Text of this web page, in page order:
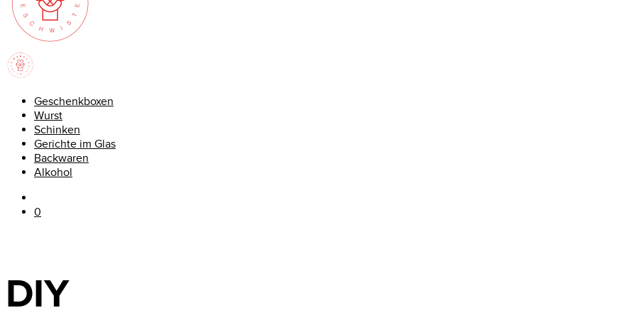
Geschenkboxen
Wurst
Schinken
Gerichte im Glas
Backwaren
Alkohol
0
DIY